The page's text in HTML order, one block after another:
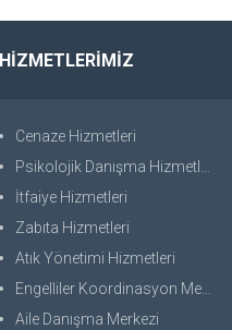
HİZMETLERİMİZ
Cenaze Hizmetleri
Psikolojik Danışma Hizmetleri
İtfaiye Hizmetleri
Zabıta Hizmetleri
Atık Yönetimi Hizmetleri
Engelliler Koordinasyon Merkezi
Aile Danışma Merkezi